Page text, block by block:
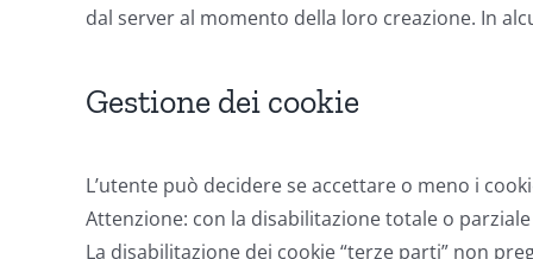
dal server al momento della loro creazione. In
Gestione dei cookie
L’utente può decidere se accettare o meno i
Attenzione: con la disabilitazione totale o
La disabilitazione dei cookie “terze parti” non